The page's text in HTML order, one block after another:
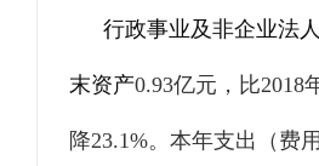
行政事业及非企业法
末资产0.93亿元，比2018
降23.1%。本年支出（费